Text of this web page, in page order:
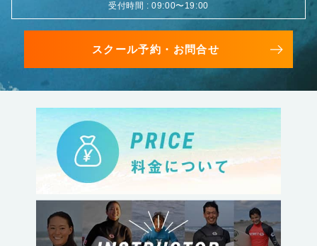
受付時間 : 09:00〜19:00
スクール予約・お問合せ